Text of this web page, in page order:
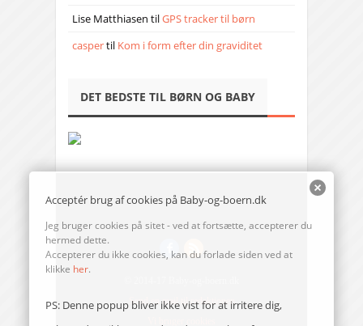
Lise Matthiasen tilGPS tracker til børn
caspertil Kom i form efter din graviditet
DET BEDSTE TIL BØRN OG BABY
Send en mail til redaktionen
Acceptér brug af cookies på Baby-og-boern.dk
Jeg bruger cookies på sitet - ved at fortsætte, accepterer du
hermed dette.
Accepterer du ikke cookies, kan du forlade siden ved at
klikke her.
PS: Denne popup bliver ikke vist for at irritere dig,